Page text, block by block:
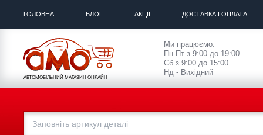
ГОЛОВНА БЛОГ АКЦІЇ ДОСТАВКА І ОПЛАТА
АВТОМОБІЛЬНИЙ МАГАЗИН ОНЛАЙН
Ми працюємо:
Пн-Пт з 9:00 до 19:00
Сб з 9:00 до 15:00
Нд - Вихідний